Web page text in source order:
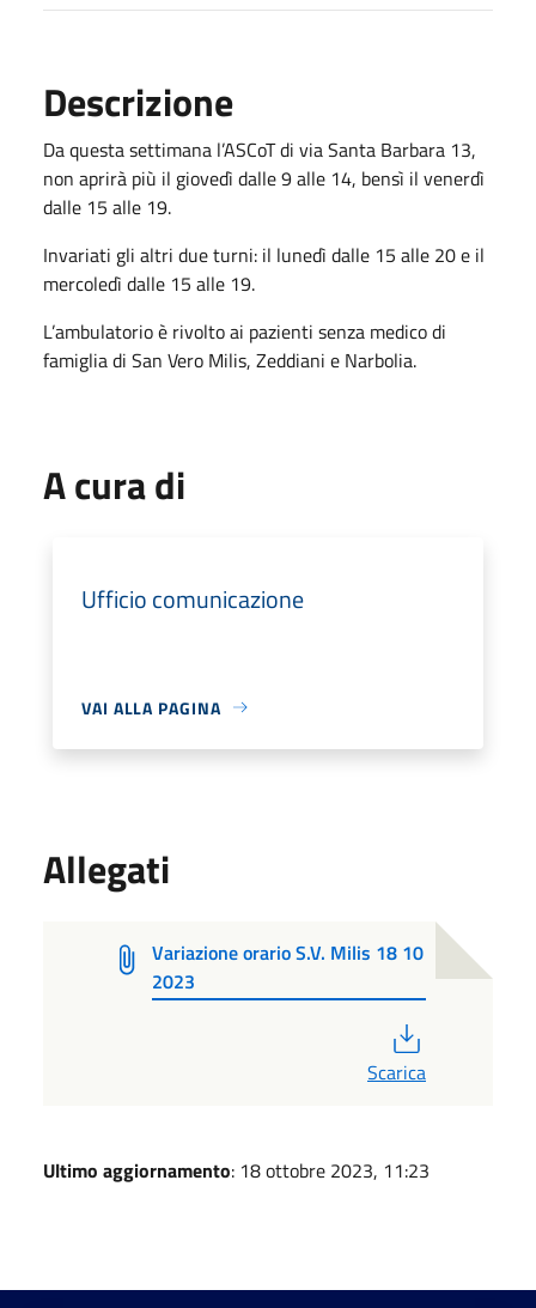
Descrizione
Da questa settimana l’ASCoT di via Santa Barbara 13,
non aprirà più il giovedì dalle 9 alle 14, bensì il venerdì
dalle 15 alle 19.
Invariati gli altri due turni: il lunedì dalle 15 alle 20 e il
mercoledì dalle 15 alle 19.
L’ambulatorio è rivolto ai pazienti senza medico di
famiglia di San Vero Milis, Zeddiani e Narbolia.
A cura di
Ufficio comunicazione
VAI ALLA PAGINA
Allegati
Variazione orario S.V. Milis 18 10
2023
Scarica
Ultimo aggiornamento: 18 ottobre 2023, 11:23